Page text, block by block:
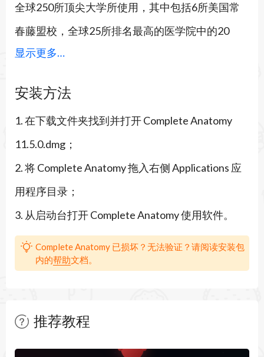
全球250所顶尖大学所使用，其中包括6所美国常
春藤盟校，全球25所排名最高的医学院中的20
所，美国10所最大公立大学中的7所以及英国10所
奖项
苹果设计奖得主
Best of App Store（Mac）
Best of App Store（iPad）
在Apple主题演讲中演示
体验当今可用的BEST解剖学应用程序：
*最准确和完整的人体解剖模型，超过17,000个交
互式结构。现在以全3D方式包含活着的，跳动
*实时肌肉运动，插入和原点映射，骨骼表面和地
显示更多…
安装方法
1. 在下载文件夹找到并打开 Complete Anatomy
11.5.0.dmg；
2. 将 Complete Anatomy 拖入右侧 Applications 应
用程序目录；
3. 从启动台打开 Complete Anatomy 使用软件。
Complete Anatomy 已损坏？无法验证？请阅读安装包
内的帮助文档。
推荐教程
暂无文章